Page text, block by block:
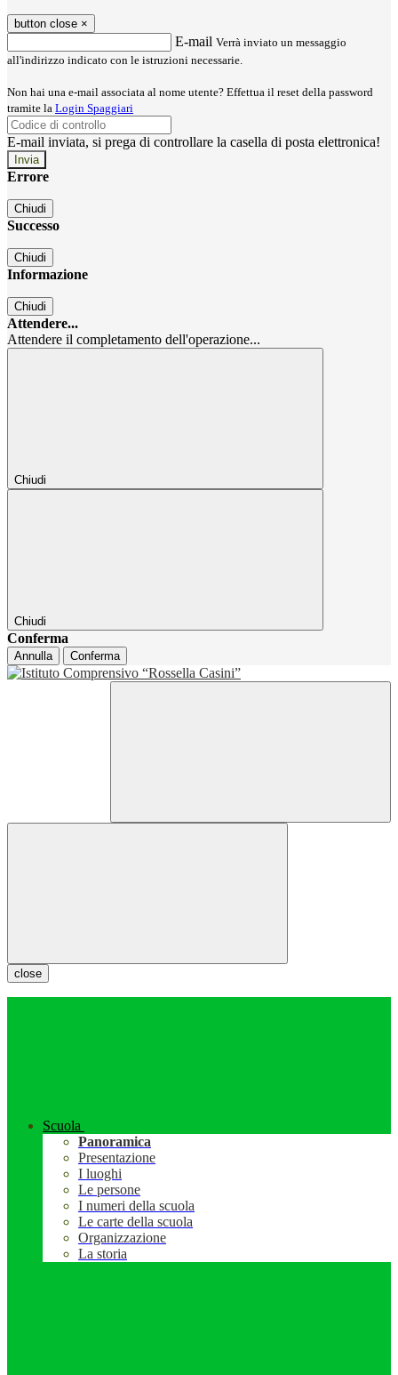
button close ×
E-mail Verrà inviato un messaggio
all'indirizzo indicato con le istruzioni necessarie.
Non hai una e-mail associata al nome utente? Effettua il reset della password
tramite la Login Spaggiari
E-mail inviata, si prega di controllare la casella di posta elettronica!
Errore
Chiudi
Successo
Chiudi
Informazione
Chiudi
Attendere...
Attendere il completamento dell'operazione...
Chiudi
Chiudi
Conferma
Annulla Conferma
close
Scuola
Panoramica
Presentazione
I luoghi
Le persone
I numeri della scuola
Le carte della scuola
Organizzazione
La storia